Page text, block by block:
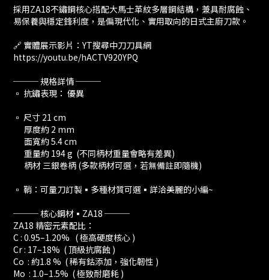
採用ZA18不鏽鋼核心搭配大馬士革紋多層鋼結構，兼具耐腐蝕、
易保養與穩定鋒利度，是偏現代化、實用取向的日式主廚刀款。
🔗 實體展示影片：YT搜尋中刀刀具網
https://youtu.be/hACTV920YPQ
─── 規格詳情 ───
▫️ 抗鏽表現： 優異
▫️ 尺寸 21 cm
厚度約 2 mm
面寬約 5.4 cm
重量約 194 g (不同柄材重量會略有差異)
柄材 三銀卷柄 (多款柄材可選，若無備註即隨機)
▫️ 鞘：可量刀訂製▪️多種材質可選▪️詳洽美麗的小編~
─── 核心鋼材▪️ZA18 ───
ZA18 精密元素配比：
C : 0.95–1.20% ( 極高硬度核心 )
Cr : 17–18% ( 頂級抗腐蝕 )
Co : 約1.8 % ( 稀有鈷添加，強化韌性 )
Mo : 1.0–1.5% ( 極致耐磨耗 )